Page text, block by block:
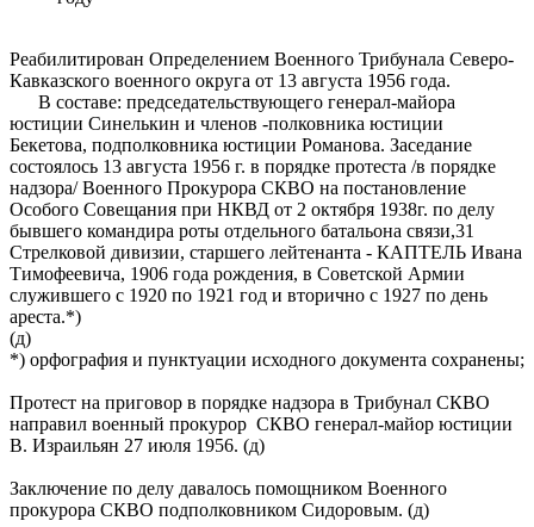
Реабилитирован Определением Военного Трибунала Северо-
Кавказского военного округа от 13 августа 1956 года.
В составе: председательствующего генерал-майора
юстиции Синелькин и членов -полковника юстиции
Бекетова, подполковника юстиции Романова. Заседание
состоялось 13 августа 1956 г. в порядке протеста /в порядке
надзора/ Военного Прокурора СКВО на постановление
Особого Совещания при НКВД от 2 октября 1938г. по делу
бывшего командира роты отдельного батальона связи,31
Стрелковой дивизии, старшего лейтенанта - КАПТЕЛЬ Ивана
Тимофеевича, 1906 года рождения, в Советской Армии
служившего с 1920 по 1921 год и вторично с 1927 по день
ареста.*)
(д)
*) орфография и пунктуации исходного документа сохранены;
Протест на приговор в порядке надзора в Трибунал СКВО
направил военный прокурор СКВО генерал-майор юстиции
В. Израильян 27 июля 1956. (д)
Заключение по делу давалось помощником Военного
прокурора СКВО подполковником Сидоровым. (д)